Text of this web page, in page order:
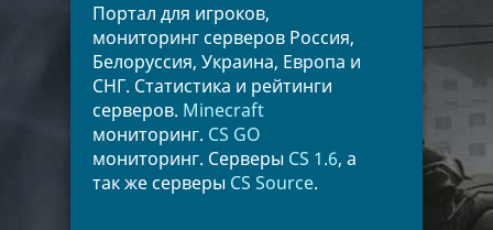
Портал для игроков,
мониторинг серверов Россия,
Белоруссия, Украина, Европа и
СНГ. Статистика и рейтинги
серверов. Minecraft
мониторинг. CS GO
мониторинг. Серверы CS 1.6, а
так же серверы CS Source.